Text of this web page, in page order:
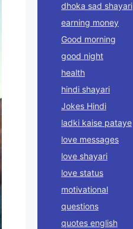
dhoka sad shayari
earning money
Good morning
good night
health
hindi shayari
Jokes Hindi
ladki kaise pataye
love messages
love shayari
love status
motivational
questions
quotes english